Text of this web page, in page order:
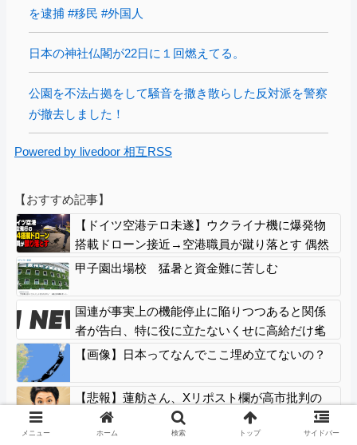
を逮捕 #移民 #外国人
日本の神社仏閣が22日に１回燃えてる。
公園を不法占拠をして騒音を撒き散らした反対派を警察
が撤去しました！
Powered by livedoor 相互RSS
【おすすめ記事】
【ドイツ空港テロ未遂】ウクライナ機に爆発物
搭載ドローン接近→空港職員が蹴り落とす 偶然
起爆せず最悪の事態回避「高性能C4搭載してい
甲子園出場校 猛暑と資金難に苦しむ
国連が事実上の機能停止に陥りつつあると関係
者が告白、特に役に立たないくせに高給だけ毟
り取った結果……
【画像】日本ってなんでここ埋め立てないの？
【悲報】蓮舫さん、Xリポスト欄が高市批判の
「オールスター状態」で埋め尽くされていると
ネットで話題に → ………
インフルエンサー、Xの誹謗中傷により自殺
メニュー ホーム 検索 トップ サイドバー